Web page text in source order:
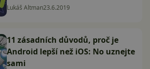
Lukáš Altman23.6.2019
11 zásadních důvodů, proč je
Android lepší než iOS: No uznejte
sami